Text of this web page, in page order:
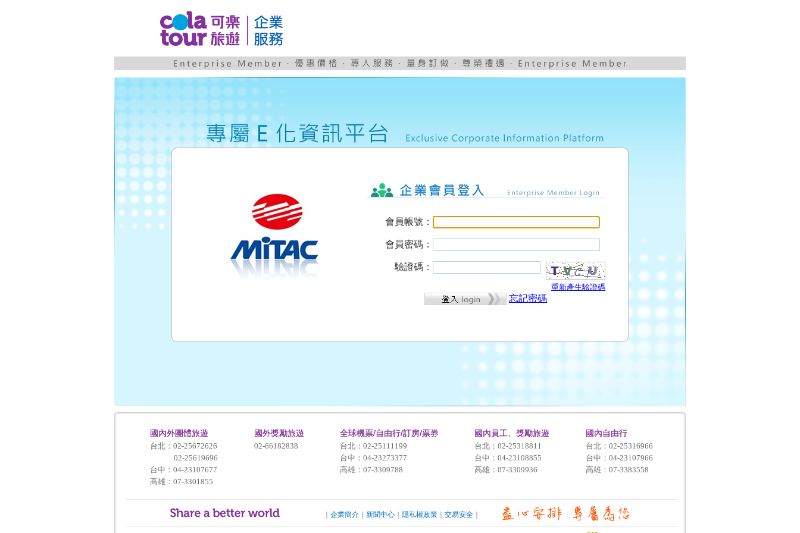
會員帳號：
會員密碼：
驗證碼：
重新產生驗證碼
忘記密碼
國內外團體旅遊
台北：02-25672626
02-25619696
台中：04-23107677
高雄：07-3301855
國外獎勵旅遊
02-66182838
全球機票/自由行/訂房/票券
台北：02-25111199
台中：04-23273377
高雄：07-3309788
國內員工、獎勵旅遊
台北：02-25318811
台中：04-23108855
高雄：07-3309936
國內自由行
台北：02-25316966
台中：04-23107966
高雄：07-3383558
可樂旅遊．企業服務
企業簡介 新聞中心 隱私權政策 交易安全